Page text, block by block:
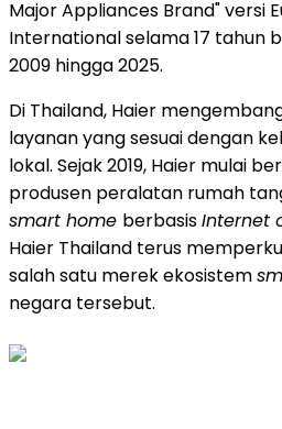
Major Appliances Brand" versi
International selama 17 tahun
2009 hingga 2025.
Di Thailand, Haier
layanan yang sesuai dengan
lokal. Sejak 2019, Haier mulai
produsen peralatan rumah
smart home berbasisInternet
Haier Thailand terus
salah satu merek ekosistem
negara tersebut.